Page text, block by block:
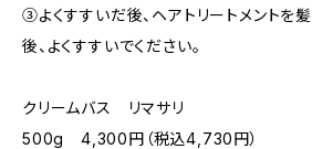
③よくすすいだ後、ヘアトリートメントを
後、よくすすいでください。
クリームバス リマサリ
500g 4,300円（税込4,730円）